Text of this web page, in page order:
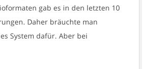
gab es in den letzten 10
Daher bräuchte man
System dafür. Aber bei